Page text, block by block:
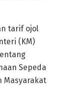
tarif ojol
(KM)
Sepeda
Masyarakat